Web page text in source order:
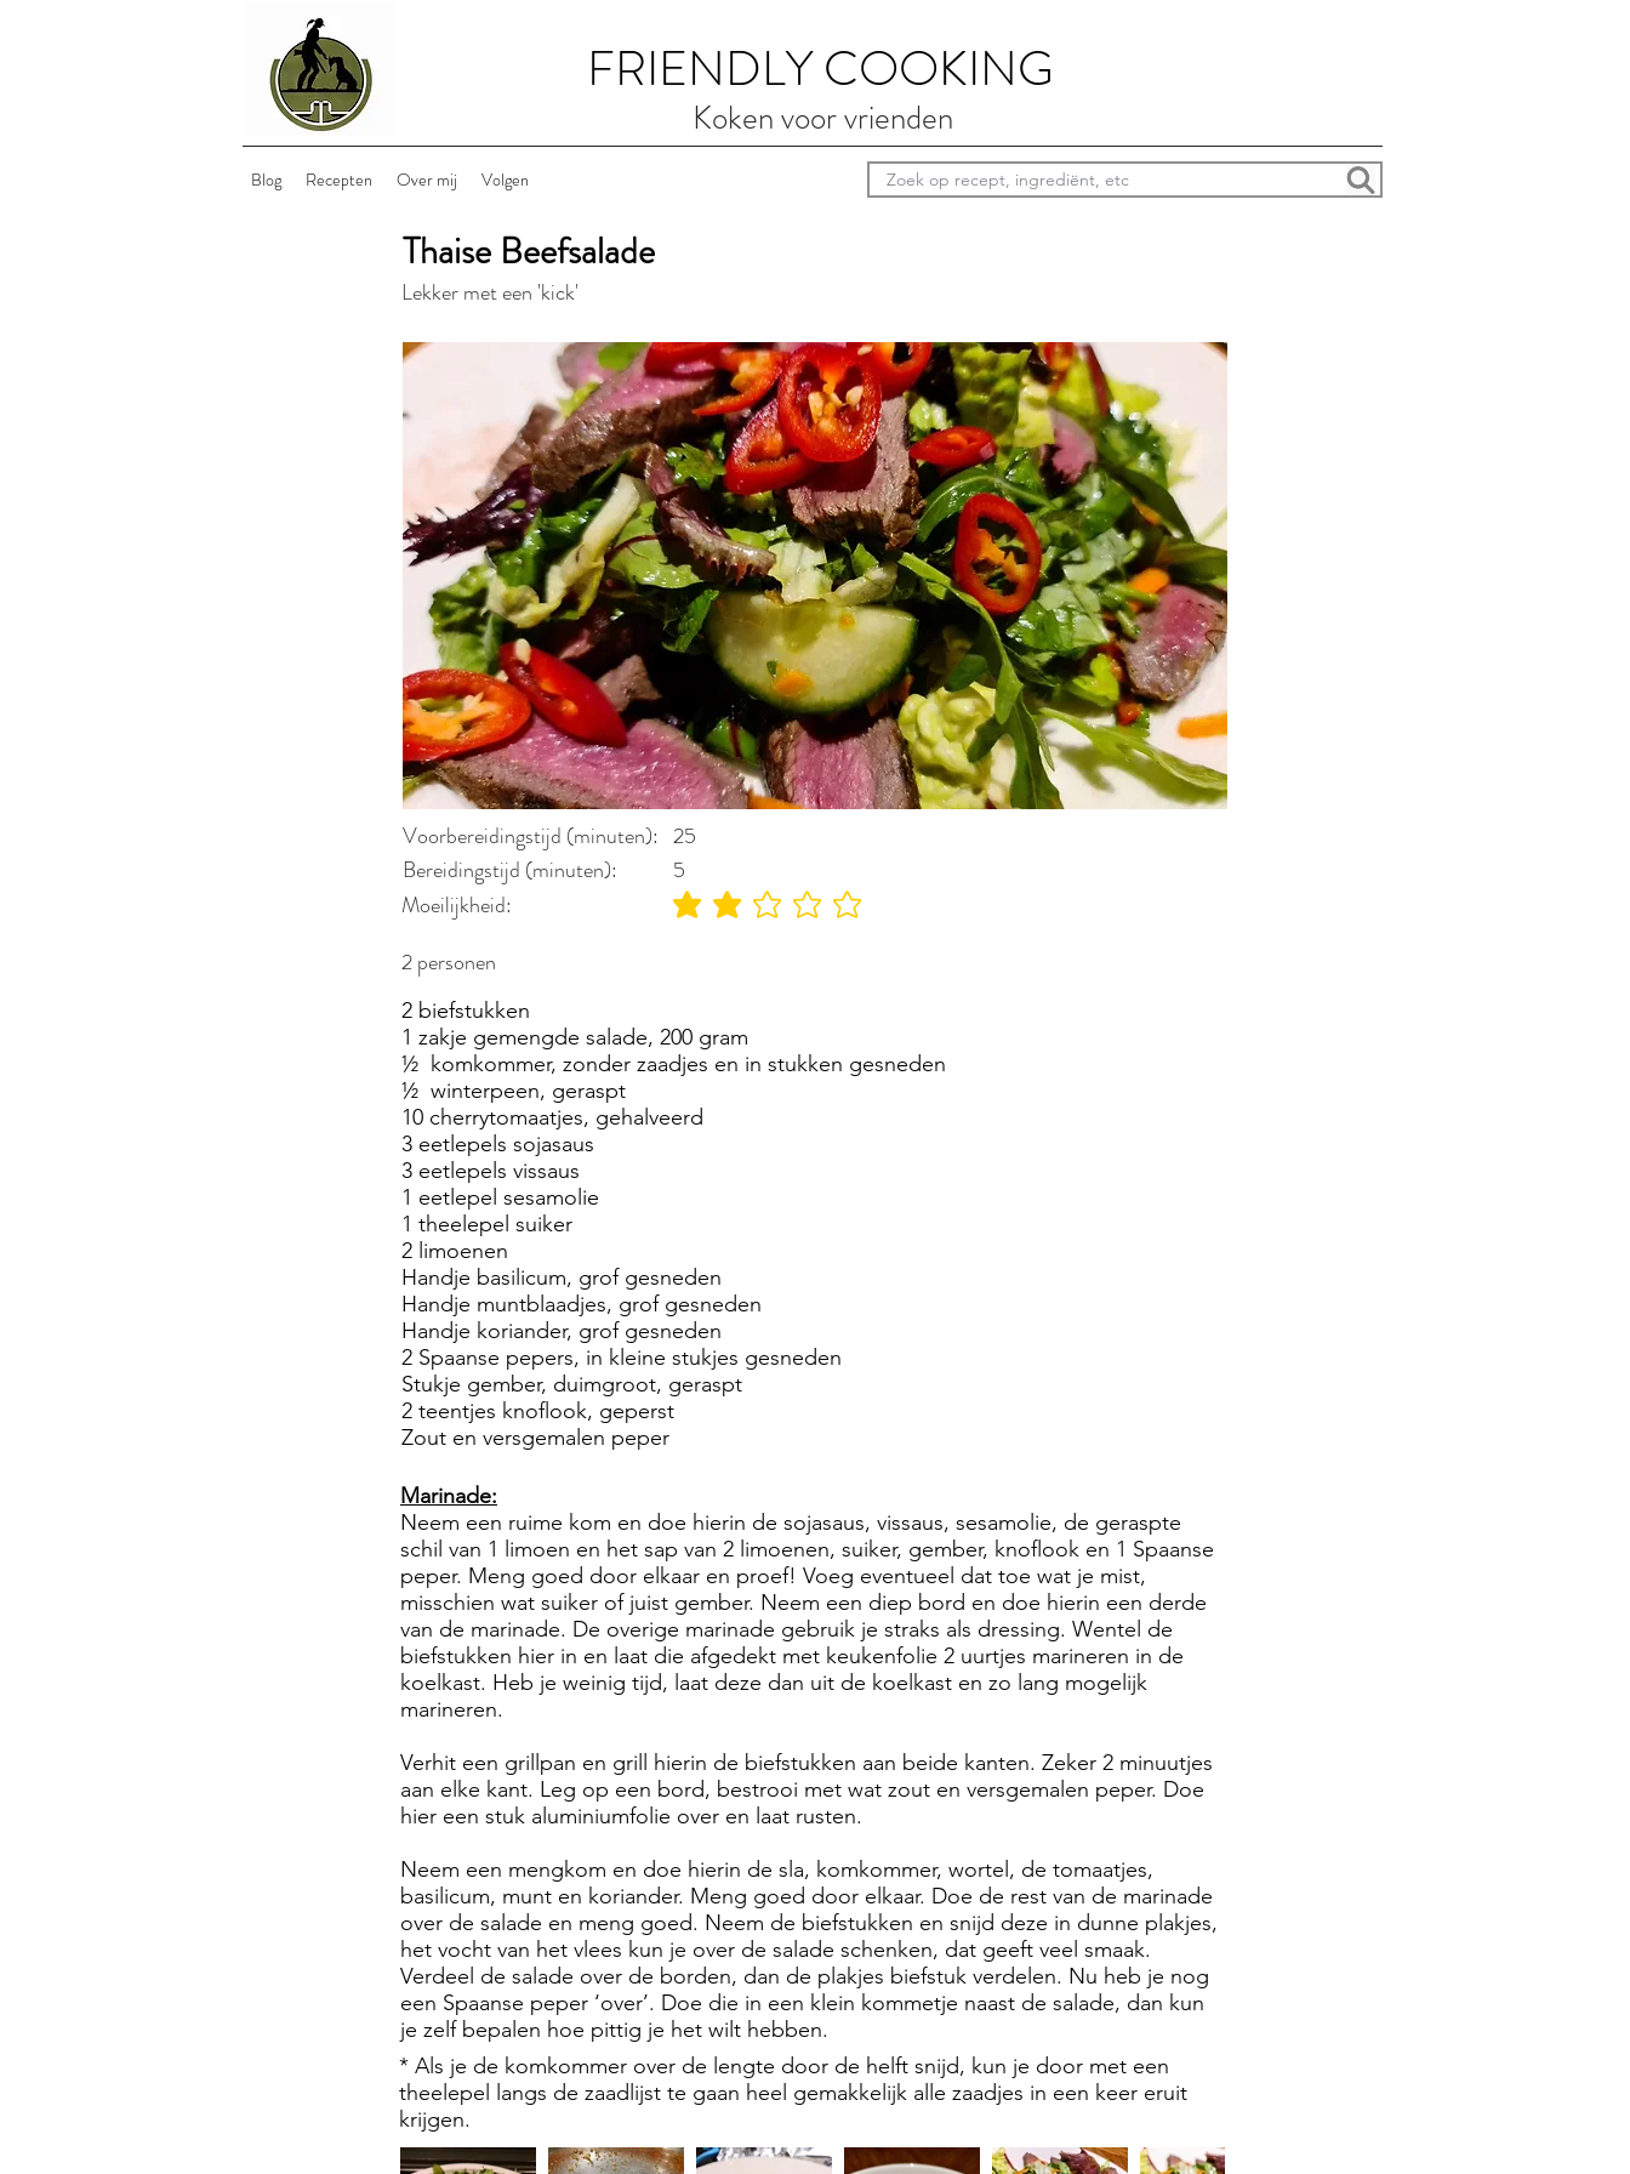
FRIENDLY COOKING
Koken voor vrienden
Blog Recepten Over mij Volgen
Thaise Beefsalade
Lekker met een 'kick'
Voorbereidingstijd (minuten):
Bereidingstijd (minuten):
Moeilijkheid:
25
5
gemiddelde waardering 2 uit 5
2 personen
2 biefstukken
1 zakje gemengde salade, 200 gram
½ komkommer, zonder zaadjes en in stukken gesneden
½ winterpeen, geraspt
10 cherrytomaatjes, gehalveerd
3 eetlepels sojasaus
3 eetlepels vissaus
1 eetlepel sesamolie
1 theelepel suiker
2 limoenen
Handje basilicum, grof gesneden
Handje muntblaadjes, grof gesneden
Handje koriander, grof gesneden
2 Spaanse pepers, in kleine stukjes gesneden
Stukje gember, duimgroot, geraspt
2 teentjes knoflook, geperst
Zout en versgemalen peper
Marinade:
Neem een ruime kom en doe hierin de sojasaus, vissaus, sesamolie, de geraspte
schil van 1 limoen en het sap van 2 limoenen, suiker, gember, knoflook en 1 Spaanse
peper. Meng goed door elkaar en proef! Voeg eventueel dat toe wat je mist,
misschien wat suiker of juist gember. Neem een diep bord en doe hierin een derde
van de marinade. De overige marinade gebruik je straks als dressing. Wentel de
biefstukken hier in en laat die afgedekt met keukenfolie 2 uurtjes marineren in de
koelkast. Heb je weinig tijd, laat deze dan uit de koelkast en zo lang mogelijk
marineren.
Verhit een grillpan en grill hierin de biefstukken aan beide kanten. Zeker 2 minuutjes
aan elke kant. Leg op een bord, bestrooi met wat zout en versgemalen peper. Doe
hier een stuk aluminiumfolie over en laat rusten.
Neem een mengkom en doe hierin de sla, komkommer, wortel, de tomaatjes,
basilicum, munt en koriander. Meng goed door elkaar. Doe de rest van de marinade
over de salade en meng goed. Neem de biefstukken en snijd deze in dunne plakjes,
het vocht van het vlees kun je over de salade schenken, dat geeft veel smaak.
Verdeel de salade over de borden, dan de plakjes biefstuk verdelen. Nu heb je nog
een Spaanse peper ‘over’. Doe die in een klein kommetje naast de salade, dan kun
je zelf bepalen hoe pittig je het wilt hebben.
* Als je de komkommer over de lengte door de helft snijd, kun je door met een
theelepel langs de zaadlijst te gaan heel gemakkelijk alle zaadjes in een keer eruit
krijgen.